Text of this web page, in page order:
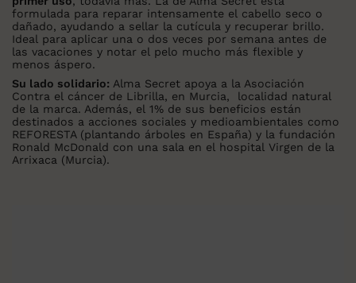
formulada para reparar intensamente el cabello seco o
dañado, ayudando a sellar la cutícula y recuperar brillo.
Ideal para aplicar una o dos veces por semana antes de
las vacaciones y notar el pelo mucho más flexible y
menos áspero.
Su lado solidario: Alma Secret apoya a la Asociación
Contra el cáncer de Librilla, en Murcia, localidad natural
de la marca. Además, el 1% de sus beneficios están
destinados a acciones sociales y medioambientales como
REFORESTA (plantando árboles en España) y la fundación
Ronald McDonald con una sala en el hospital Virgen de la
Arrixaca (Murcia).